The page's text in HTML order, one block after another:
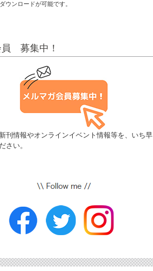
ウンロードが可能です。
員 募集中！
刊情報やオンラインイベント情報等を、いち
さい。